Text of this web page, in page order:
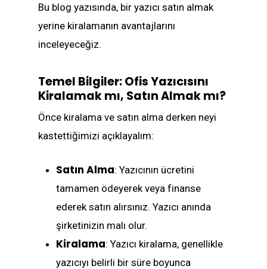
Bu blog yazısında, bir yazıcı satın almak
yerine kiralamanın avantajlarını
inceleyeceğiz.
Temel Bilgiler: Ofis Yazıcısını
Kiralamak mı, Satın Almak mı?
Önce kiralama ve satın alma derken neyi
kastettiğimizi açıklayalım:
Satın Alma: Yazıcının ücretini
tamamen ödeyerek veya finanse
ederek satın alırsınız. Yazıcı anında
şirketinizin malı olur.
Kiralama: Yazıcı kiralama, genellikle
yazıcıyı belirli bir süre boyunca